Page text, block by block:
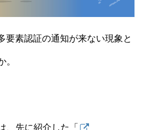
要素認証の通知が来ない現象と
。
、先に紹介した「